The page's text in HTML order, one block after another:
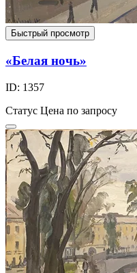
Быстрый просмотр
«Белая ночь»
ID: 1357
Статус Цена по запросу